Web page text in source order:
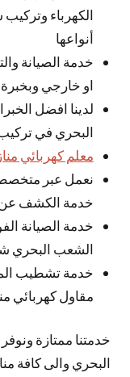
الكهرباء
أنواعها
خدمة الصيانة
او خارجي
لدينا افضل
البحري في
معلم كهربائي
نعمل عبر
خدمة الكشف عن
خدمة الصيانة
الشعب البحري
خدمة تشطيب
مقاول كهربائي
خدمتنا ممتازة
البحري والى كافة